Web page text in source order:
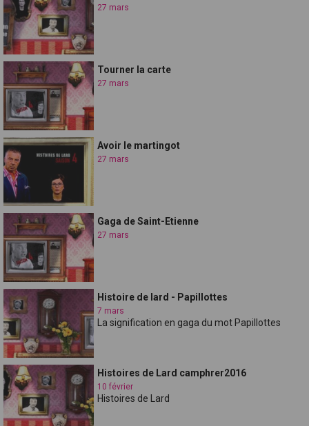
27 mars
Tourner la carte
27 mars
Avoir le martingot
27 mars
Gaga de Saint-Etienne
27 mars
Histoire de lard - Papillottes
7 mars
La signification en gaga du mot Papillottes
Histoires de Lard camphrer2016
10 février
Histoires de Lard